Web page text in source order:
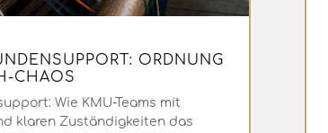
ORDNUNG
CHAOS
Wie KMU-Teams mit
klaren Zuständigkeiten das